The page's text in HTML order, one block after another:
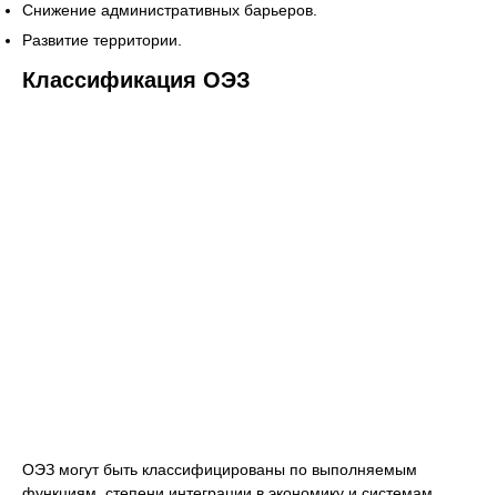
Снижение административных барьеров.
Развитие территории.
Классификация ОЭЗ
ОЭЗ могут быть классифицированы по выполняемым